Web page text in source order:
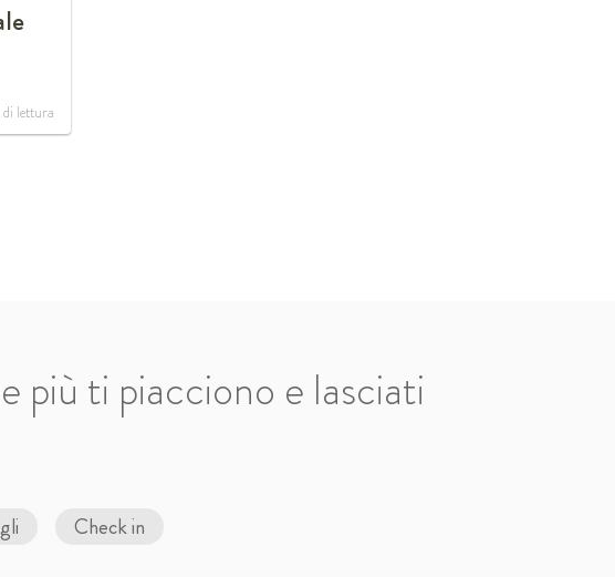
lettura
più ti piacciono e lasciati
Check in